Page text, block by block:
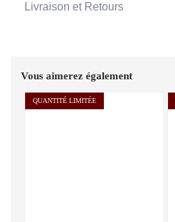
Livraison et Retours
Vous aimerez également
QUANTITÉ LIMITÉE